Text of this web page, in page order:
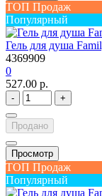
ТОП Продаж
Популярный
Гель для душа
4369909
0
527.00 р.
- +
Продано
Просмотр
ТОП Продаж
Популярный